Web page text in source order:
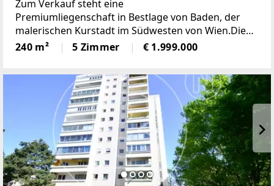
Zum Verkauf steht eine
Premiumliegenschaft in Bestlage von Baden, der
malerischen Kurstadt im Südwesten von Wien.Die
Bundeshauptstadt sowie der Flughafen
Wien/Schwechat sind in ca. 20 Minuten Fahrzeit
240 m² 5 Zimmer € 1.999.000